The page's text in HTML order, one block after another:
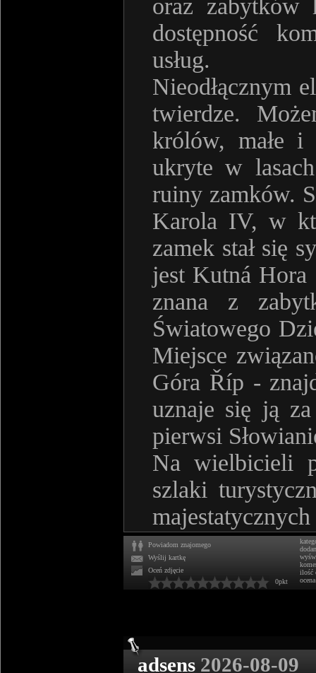
oraz zabytków
dostępność
usług.
Nieodłącznym
twierdze.
królów, małe i
ukryte w
ruiny zamków.
Karola IV, w
zamek stał się
jest Kutná Hora
znana z
Światowego
Miejsce
Góra Říp -
uznaje się ją
pierwsi
Na wielbicieli
szlaki
Powiadom znajomego
Wyślij kartkę
Oceń zdjęcie
0pkt
ilość
ocena
adsens 2026-08-09